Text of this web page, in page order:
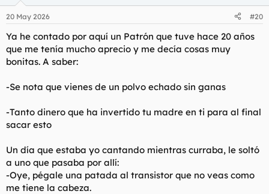
e
:
20 May 2026 #20
Ya he contado por aquí un Patrón que tuve hace 20 años
que me tenía mucho aprecio y me decía cosas muy
bonitas. A saber:
-Se nota que vienes de un polvo echado sin ganas
-Tanto dinero que ha invertido tu madre en ti para al final
sacar esto
Un día que estaba yo cantando mientras curraba, le soltó
a uno que pasaba por allí:
-Oye, pégale una patada al transistor que no veas como
me tiene la cabeza.